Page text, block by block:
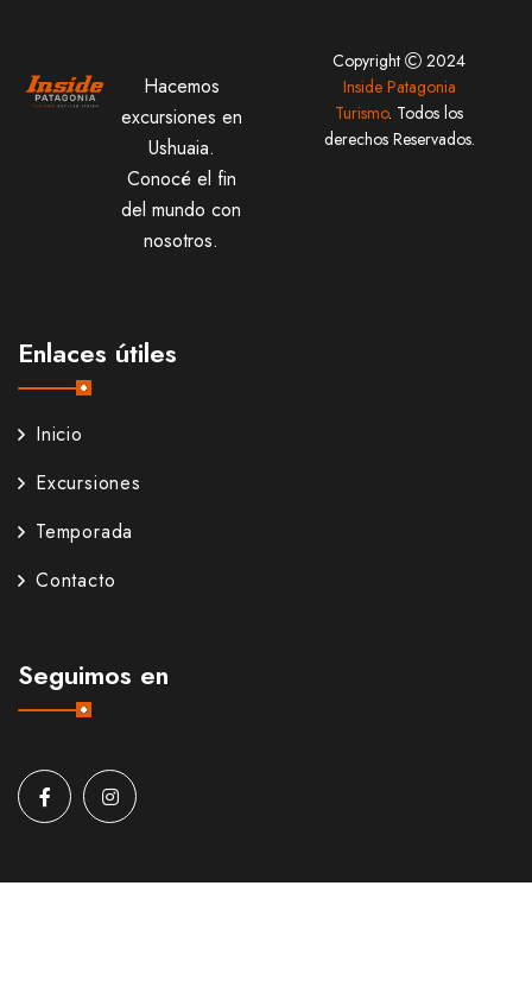
Hacemos
excursiones en
Ushuaia.
Conocé el fin
del mundo con
nosotros.
Enlaces útiles
Inicio
Excursiones
Temporada
Contacto
Seguimos en
Copyright
2024
Inside Patagonia
Turismo. Todos los
derechos Reservados.